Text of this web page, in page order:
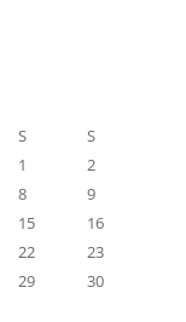
S
S
1
2
8
9
15
16
22
23
29
30